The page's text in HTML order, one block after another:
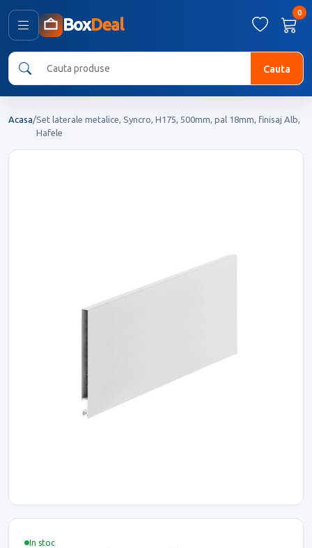
BoxDeal
0
Cauta
Acasa/Set laterale metalice, Syncro, H175, 500mm, pal 18mm, finisaj Alb,
Hafele
In stoc